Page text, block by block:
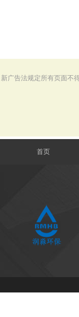
新广告法规定所有页面不
首页